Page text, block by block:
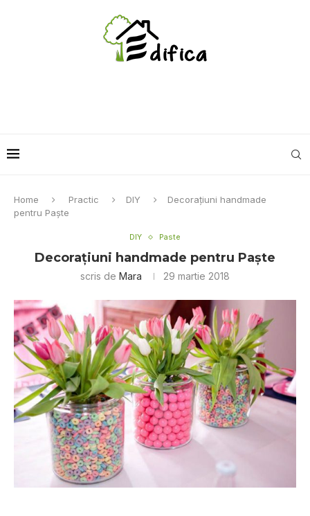
Home Practic DIY
Decoraţiuni handmade
pentru Paşte
DIY Paste
Decoraţiuni handmade pentru Paşte
scris de Mara 29 martie 2018